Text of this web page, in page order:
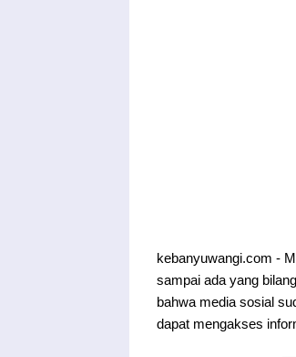
kebanyuwangi.com -
sampai ada yang
bahwa media sosial
dapat mengakses